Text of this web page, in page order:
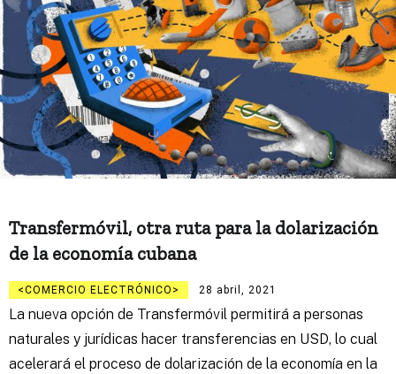
Transfermóvil, otra ruta para la dolarización
de la economía cubana
COMERCIO ELECTRÓNICO 28 abril, 2021
La nueva opción de Transfermóvil permitirá a personas
naturales y jurídicas hacer transferencias en USD, lo cual
acelerará el proceso de dolarización de la economía en la